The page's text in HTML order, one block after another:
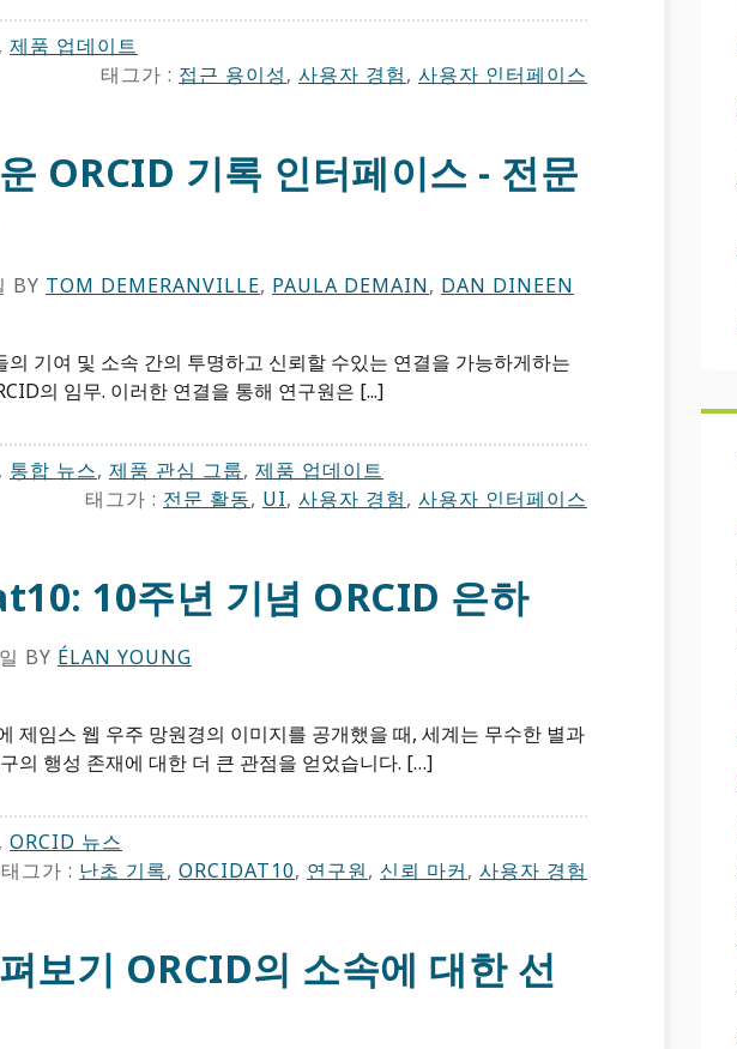
, 제품 업데이트
태그가 : 접근 용이성, 사용자 경험, 사용자 인터페이스
ORCID 기록 인터페이스 - 전문
BY TOM DEMERANVILLE, PAULA DEMAIN, DAN DINEEN
의 기여 및 소속 간의 투명하고 신뢰할 수있는 연결을 가능하게하는
의 임무. 이러한 연결을 통해 연구원은 [...]
, 통합 뉴스, 제품 관심 그룹, 제품 업데이트
태그가 : 전문 활동, UI, 사용자 경험, 사용자 인터페이스
10주년 기념 ORCID 은하
BY ÉLAN YOUNG
제임스 웹 우주 망원경의 이미지를 공개했을 때, 세계는 무수한 별과
의 행성 존재에 대한 더 큰 관점을 얻었습니다. […]
, ORCID ​뉴스
태그가 : 난초 기록, ORCIDAT10, 연구원, 신뢰 마커, 사용자 경험
보기 ORCID의 소속에 대한 선